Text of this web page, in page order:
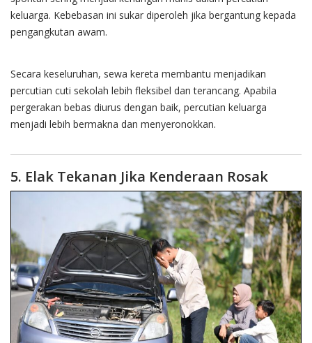
keluarga. Kebebasan ini sukar diperoleh jika bergantung kepada
pengangkutan awam.
Secara keseluruhan, sewa kereta membantu menjadikan
percutian cuti sekolah lebih fleksibel dan terancang. Apabila
pergerakan bebas diurus dengan baik, percutian keluarga
menjadi lebih bermakna dan menyeronokkan.
5. Elak Tekanan Jika Kenderaan Rosak